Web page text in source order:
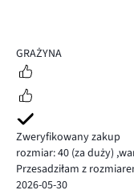
4
GRAŻYNA
Zweryfikowany zakup
rozmiar: 40 (za duży) ,
Przesadziłam z
2026-05-30